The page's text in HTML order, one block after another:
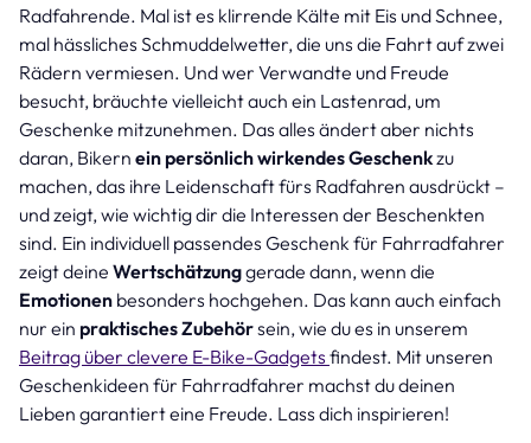
Radfahrende. Mal ist es klirrende Kälte mit Eis und Schnee,
mal hässliches Schmuddelwetter, die uns die Fahrt auf zwei
Rädern vermiesen. Und wer Verwandte und Freude
besucht, bräuchte vielleicht auch ein Lastenrad, um
Geschenke mitzunehmen. Das alles ändert aber nichts
daran, Bikern ein persönlich wirkendes Geschenkzu
machen, das ihre Leidenschaft fürs Radfahren ausdrückt –
und zeigt, wie wichtig dir die Interessen der Beschenkten
sind. Ein individuell passendes Geschenk für Fahrradfahrer
zeigt deine Wertschätzunggerade dann, wenn die
Emotionen besonders hochgehen. Das kann auch einfach
nur ein praktisches Zubehörsein, wie du es in unserem
Beitrag über clevere E-Bike-Gadgets findest. Mit unseren
Geschenkideen für Fahrradfahrer machst du deinen
Lieben garantiert eine Freude. Lass dich inspirieren!